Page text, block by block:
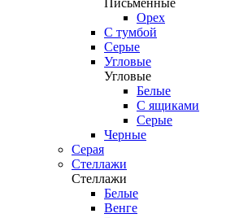
Письменные
Орех
С тумбой
Серые
Угловые
Угловые
Белые
С ящиками
Серые
Черные
Серая
Стеллажи
Стеллажи
Белые
Венге